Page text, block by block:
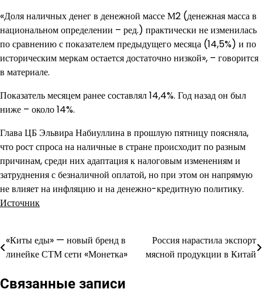
«Доля наличных денег в денежной массе М2 (денежная масса в
национальном определении – ред.) практически не изменилась
по сравнению с показателем предыдущего месяца (14,5%) и по
историческим меркам остается достаточно низкой», – говорится
в материале.
Показатель месяцем ранее составлял 14,4%. Год назад он был
ниже – около 14%.
Глава ЦБ Эльвира Набиуллина в прошлую пятницу поясняла,
что рост спроса на наличные в стране происходит по разным
причинам, среди них адаптация к налоговым изменениям и
затруднения с безналичной оплатой, но при этом он напрямую
не влияет на инфляцию и на денежно-кредитную политику.
Источник
Навигация
записям
«Киты еды» — новый бренд в
линейке СТМ сети «Монетка»
Россия нарастила экспорт
мясной продукции в Китай
Связанные записи